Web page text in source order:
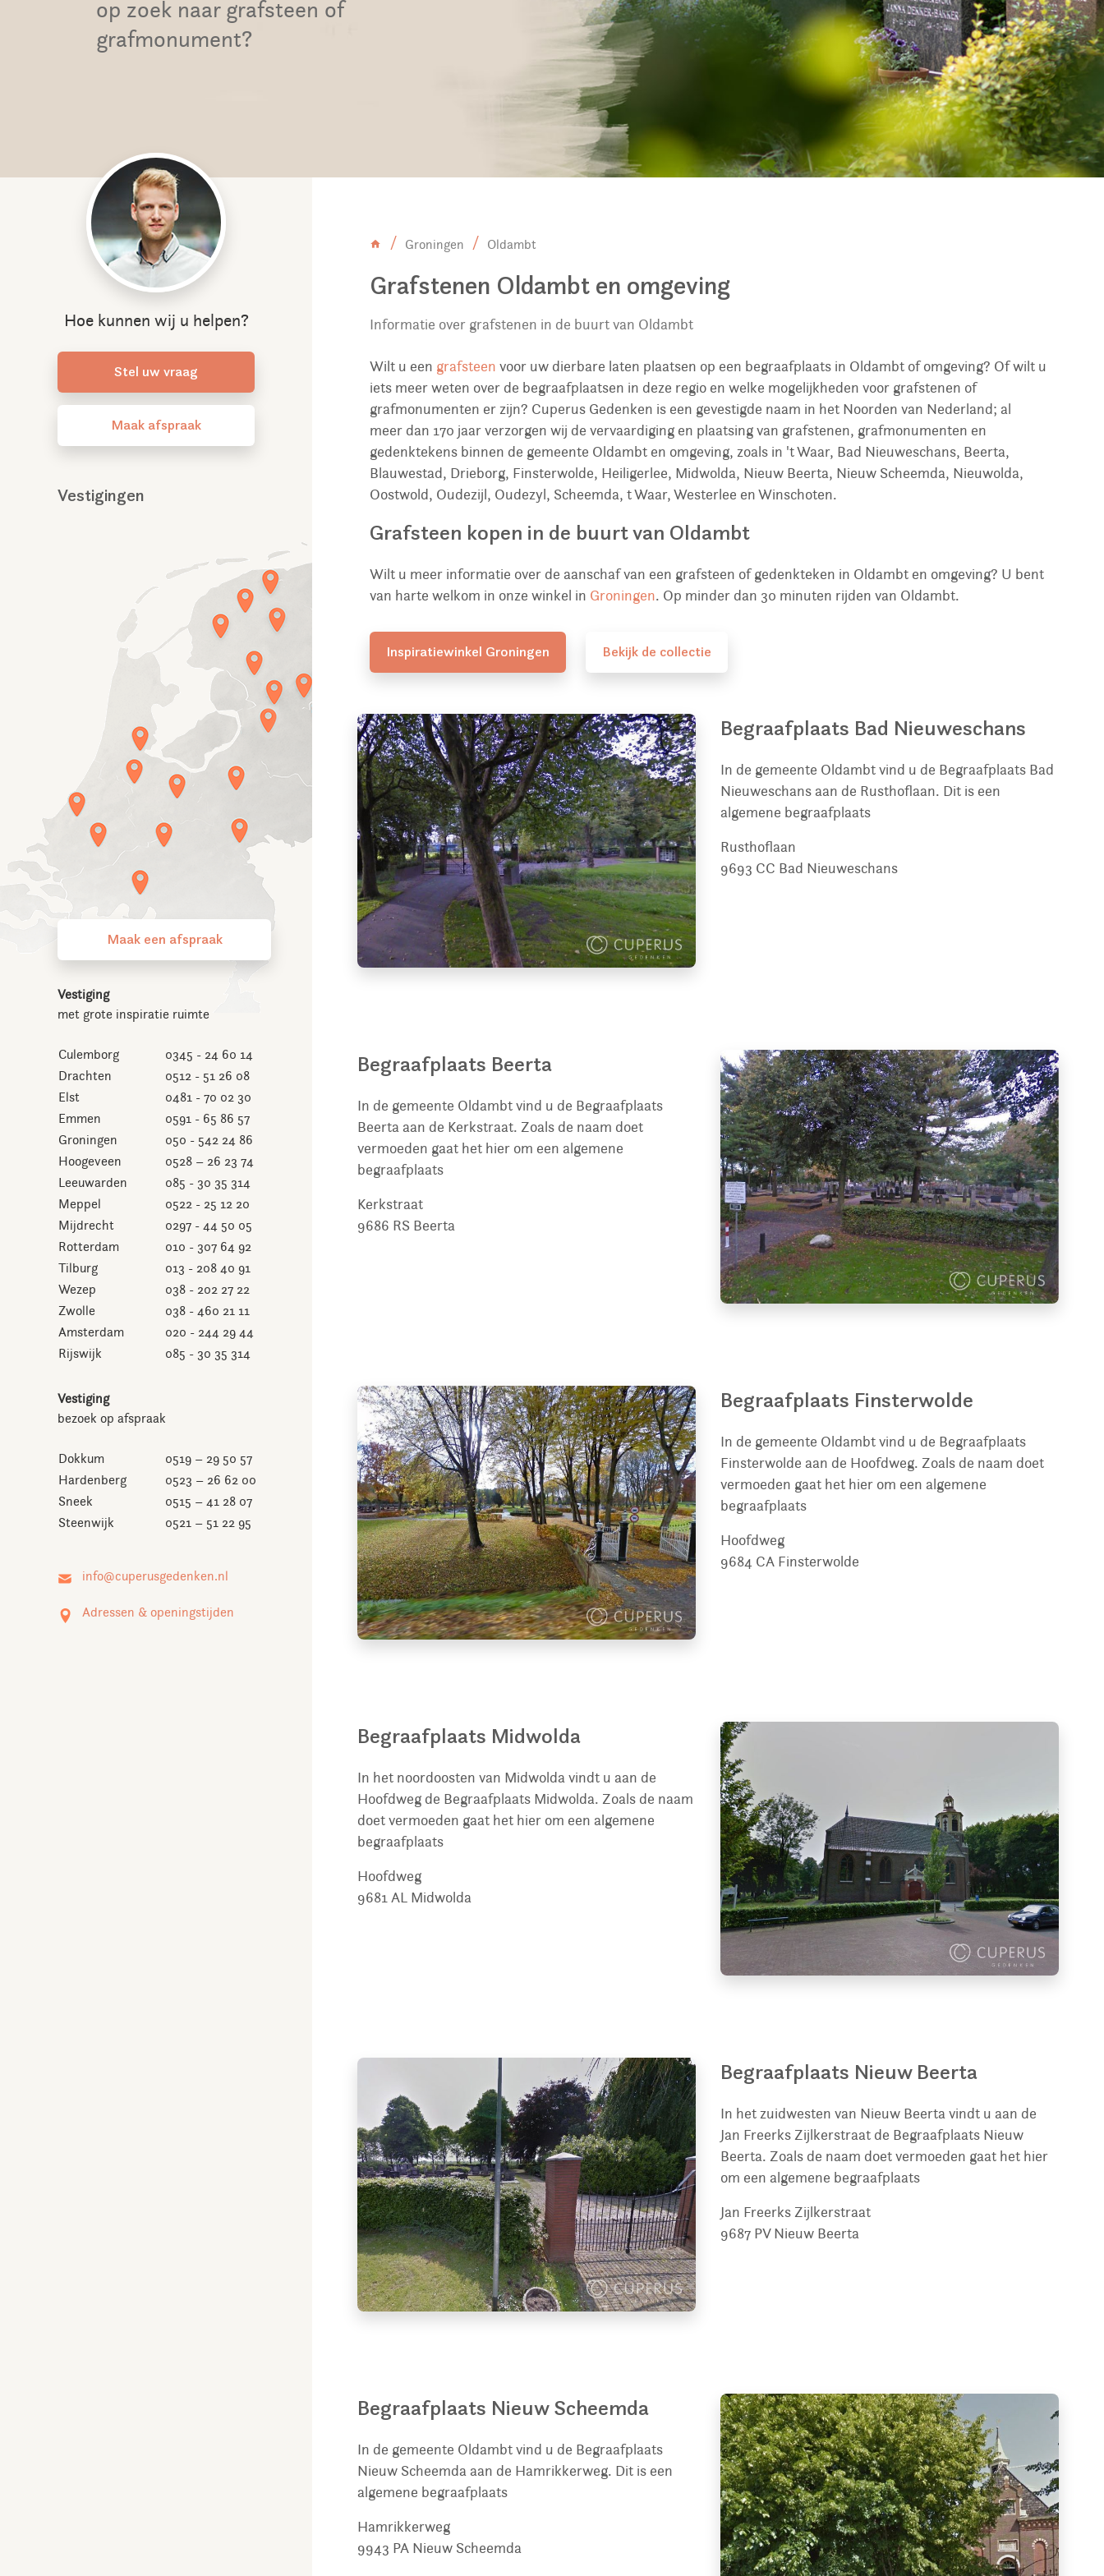
op zoek naar grafsteen of
grafmonument?
Hoe kunnen wij u helpen?
Stel uw vraag
Maak afspraak
Vestigingen
Maak een afspraak
Vestiging
met grote inspiratie ruimte
Culemborg
0345 - 24 60 14
Drachten
0512 - 51 26 08
Elst
0481 - 70 02 30
Emmen
0591 - 65 86 57
Groningen
050 - 542 24 86
Hoogeveen
0528 – 26 23 74
Leeuwarden
085 - 30 35 314
Meppel
0522 - 25 12 20
Mijdrecht
0297 - 44 50 05
Rotterdam
010 - 307 64 92
Tilburg
013 - 208 40 91
Wezep
038 - 202 27 22
Zwolle
038 - 460 21 11
Amsterdam
020 - 244 29 44
Rijswijk
085 - 30 35 314
Vestiging
bezoek op afspraak
Dokkum
0519 – 29 50 57
Hardenberg
0523 – 26 62 00
Sneek
0515 – 41 28 07
Steenwijk
0521 – 51 22 95
Adressen & openingstijden
Groningen Oldambt
Grafstenen Oldambt en omgeving
Informatie over grafstenen in de buurt van Oldambt
Wilt u een grafsteen voor uw dierbare laten plaatsen op een begraafplaats in Oldambt of omgeving? Of wilt u
iets meer weten over de begraafplaatsen in deze regio en welke mogelijkheden voor grafstenen of
grafmonumenten er zijn? Cuperus Gedenken is een gevestigde naam in het Noorden van Nederland; al
meer dan 170 jaar verzorgen wij de vervaardiging en plaatsing van grafstenen, grafmonumenten en
gedenktekens binnen de gemeente Oldambt en omgeving, zoals in 't Waar, Bad Nieuweschans, Beerta,
Blauwestad, Drieborg, Finsterwolde, Heiligerlee, Midwolda, Nieuw Beerta, Nieuw Scheemda, Nieuwolda,
Oostwold, Oudezijl, Oudezyl, Scheemda, t Waar, Westerlee en Winschoten.
Grafsteen kopen in de buurt van Oldambt
Wilt u meer informatie over de aanschaf van een grafsteen of gedenkteken in Oldambt en omgeving? U bent
van harte welkom in onze winkel in Groningen. Op minder dan 30 minuten rijden van Oldambt.
Inspiratiewinkel Groningen Bekijk de collectie
Begraafplaats Bad Nieuweschans
In de gemeente Oldambt vind u de Begraafplaats Bad
Nieuweschans aan de Rusthoflaan. Dit is een
algemene begraafplaats
Rusthoflaan
9693 CC Bad Nieuweschans
Begraafplaats Beerta
In de gemeente Oldambt vind u de Begraafplaats
Beerta aan de Kerkstraat. Zoals de naam doet
vermoeden gaat het hier om een algemene
begraafplaats
Kerkstraat
9686 RS Beerta
Begraafplaats Finsterwolde
In de gemeente Oldambt vind u de Begraafplaats
Finsterwolde aan de Hoofdweg. Zoals de naam doet
vermoeden gaat het hier om een algemene
begraafplaats
Hoofdweg
9684 CA Finsterwolde
Begraafplaats Midwolda
In het noordoosten van Midwolda vindt u aan de
Hoofdweg de Begraafplaats Midwolda. Zoals de naam
doet vermoeden gaat het hier om een algemene
begraafplaats
Hoofdweg
9681 AL Midwolda
Begraafplaats Nieuw Beerta
In het zuidwesten van Nieuw Beerta vindt u aan de
Jan Freerks Zijlkerstraat de Begraafplaats Nieuw
Beerta. Zoals de naam doet vermoeden gaat het hier
om een algemene begraafplaats
Jan Freerks Zijlkerstraat
9687 PV Nieuw Beerta
Begraafplaats Nieuw Scheemda
In de gemeente Oldambt vind u de Begraafplaats
Nieuw Scheemda aan de Hamrikkerweg. Dit is een
algemene begraafplaats
Hamrikkerweg
9943 PA Nieuw Scheemda